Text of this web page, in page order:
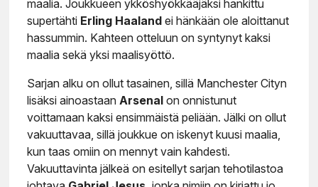
maalia. Joukkueen ykköshyökkääjäksi hankittu
supertähti Erling Haalandei hänkään ole aloittanut
hassummin. Kahteen otteluun on syntynyt kaksi
maalia sekä yksi maalisyöttö.
Sarjan alku on ollut tasainen, sillä Manchester Cityn
lisäksi ainoastaan Arsenalon onnistunut
voittamaan kaksi ensimmäistä peliään. Jälki on ollut
vakuuttavaa, sillä joukkue on iskenyt kuusi maalia,
kun taas omiin on mennyt vain kahdesti.
Vakuuttavinta jälkeä on esitellyt sarjan tehotilastoa